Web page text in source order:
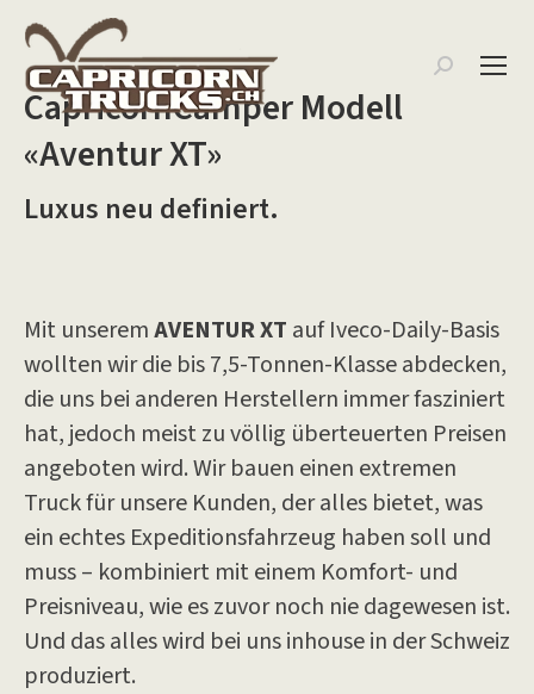
Search:
CapricornCamper Modell
«Aventur XT»
Luxus neu definiert.
Mit unseremAVENTUR XT auf Iveco-Daily-Basis
wollten wir die bis 7,5-Tonnen-Klasse abdecken,
die uns bei anderen Herstellern immer fasziniert
hat, jedoch meist zu völlig überteuerten Preisen
angeboten wird. Wir bauen einen extremen
Truck für unsere Kunden, der alles bietet, was
ein echtes Expeditionsfahrzeug haben soll und
muss – kombiniert mit einem Komfort- und
Preisniveau, wie es zuvor noch nie dagewesen ist.
Und das alles wird bei uns inhouse in der Schweiz
produziert.